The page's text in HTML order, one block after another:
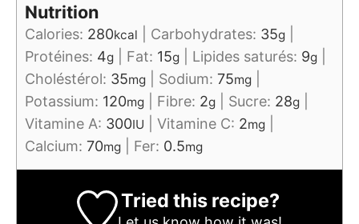
Nutrition
Calories: 280kcal Carbohydrates: 35g
Protéines: 4g Fat: 15g Lipides saturés: 9g
Choléstérol: 35mg Sodium: 75mg
Potassium: 120mg Fibre: 2g Sucre: 28g
Vitamine A: 300IU Vitamine C: 2mg
Calcium: 70mg Fer: 0.5mg
Tried this recipe?